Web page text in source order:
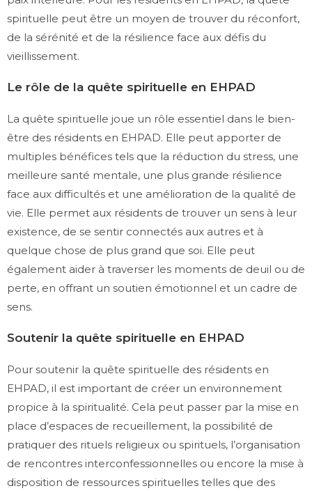
spirituelle peut être un moyen de trouver du réconfort,
de la sérénité et de la résilience face aux défis du
vieillissement.
Le rôle de la quête spirituelle en EHPAD
La quête spirituelle joue un rôle essentiel dans le bien-
être des résidents en EHPAD. Elle peut apporter de
multiples bénéfices tels que la réduction du stress, une
meilleure santé mentale, une plus grande résilience
face aux difficultés et une amélioration de la qualité de
vie. Elle permet aux résidents de trouver un sens à leur
existence, de se sentir connectés aux autres et à
quelque chose de plus grand que soi. Elle peut
également aider à traverser les moments de deuil ou de
perte, en offrant un soutien émotionnel et un cadre de
sens.
Soutenir la quête spirituelle en EHPAD
Pour soutenir la quête spirituelle des résidents en
EHPAD, il est important de créer un environnement
propice à la spiritualité. Cela peut passer par la mise en
place d’espaces de recueillement, la possibilité de
pratiquer des rituels religieux ou spirituels, l’organisation
de rencontres interconfessionnelles ou encore la mise à
disposition de ressources spirituelles telles que des